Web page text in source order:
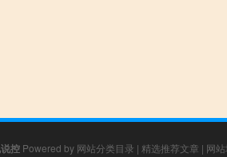
控 Powered by 网站分类目录 | 精选推荐文章 | 网